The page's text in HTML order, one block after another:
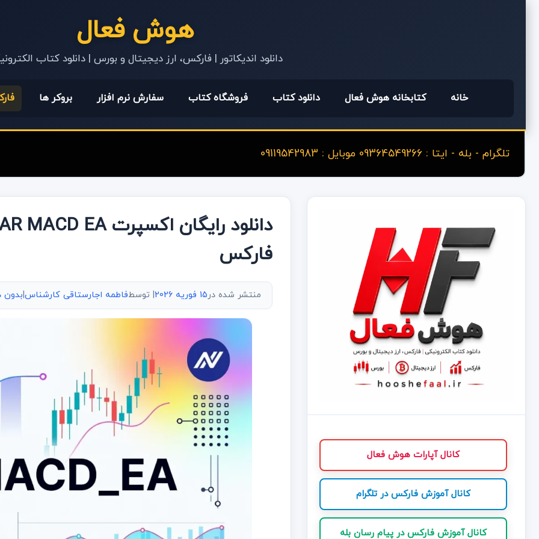
هوش فعال
دانلود اندیکاتور | فارکس، ارز دیجیتال و بورس | دانلود کتاب
خانه کتابخانه هوش فعال دانلود کتاب فروشگاه کتاب سفارش نرم افزار بروکر ها
تلگرام - بله - ایتا : 09364549266 موبایل : 09119542983
فارکس
منتشر شده در15 فوریه 2026 | توسطفاطمه اجارستاقی کارشناس|بدون
کانال آپارات هوش فعال
کانال آموزش فارکس در تلگرام
کانال آموزش فارکس در پیام رسان بله